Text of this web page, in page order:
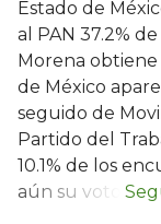
Estado de
al PAN 37.2%
Morena obtiene
de México
seguido de
Partido del
10.1% de los
aún su voto.